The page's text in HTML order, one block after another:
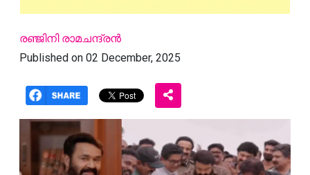
രഞ്ജിനി രാമചന്ദ്രൻ
Published on 02 December, 2025